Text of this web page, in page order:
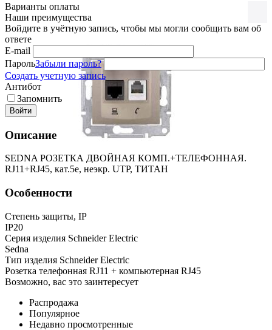
Варианты оплаты
Наши преимущества
Войдите в учётную запись, чтобы мы могли сообщить вам об
ответе
E-mail
ПарольЗабыли пароль?
Создать учетную запись
Антибот
Запомнить
Войти
Описание
SEDNA РОЗЕТКА ДВОЙНАЯ КОМП.+ТЕЛЕФОННАЯ.
RJ11+RJ45, кат.5е, неэкр. UTP, ТИТАН
Особенности
Степень защиты, IP
IP20
Серия изделия Schneider Electric
Sedna
Тип изделия Schneider Electric
Розетка телефонная RJ11 + компьютерная RJ45
Возможно, вас это заинтересует
Распродажа
Популярное
Недавно просмотренные